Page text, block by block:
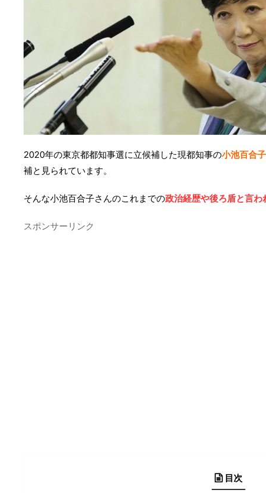
2020年の東京都都知事選に立候補した現都知事の小池百合子
補と見られています。
そんな小池百合子さんのこれまでの政治経歴や後ろ盾と言わ
スポンサーリンク
目次